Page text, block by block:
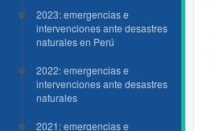
2023: emergencias e
intervenciones ante desastres
naturales en Perú
2022: emergencias e
intervenciones ante desastres
naturales
2021: emergencias e